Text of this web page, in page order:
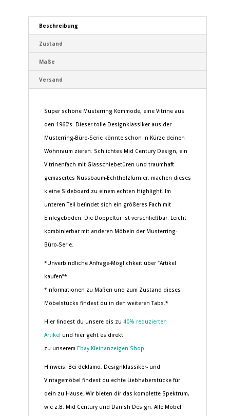
Beschreibung
Zustand
Maße
Versand
Super schöne Musterring Kommode, eine Vitrine aus
den 1960’s. Dieser tolle Designklassiker aus der
Musterring-Büro-Serie könnte schon in Kürze deinen
Wohnraum zieren. Schlichtes Mid Century Design, ein
Vitrinenfach mit Glasschiebetüren und traumhaft
gemasertes Nussbaum-Echtholzfurnier, machen dieses
kleine Sideboard zu einem echten Highlight. Im
unteren Teil befindet sich ein größeres Fach mit
Einlegeboden. Die Doppeltür ist verschließbar. Leicht
kombinierbar mit anderen Möbeln der Musterring-
Büro-Serie.
*Unverbindliche Anfrage-Möglichkeit über “Artikel
kaufen”*
*Informationen zu Maßen und zum Zustand dieses
Möbelstücks findest du in den weiteren Tabs.*
Hier findest du unsere bis zu 40% reduzierten
Artikel und hier geht es direkt
zu unserem Ebay-Kleinanzeigen-Shop
Hinweis: Bei deklamo, Designklassiker- und
Vintagemöbel findest du echte Liebhaberstücke für
dein zu Hause. Wir bieten dir das komplette Spektrum,
wie z.B. Mid Century und Danish Design. Alle Möbel